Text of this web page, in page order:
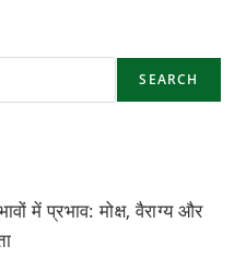
SEARCH
में प्रभाव: मोक्ष, वैराग्य और